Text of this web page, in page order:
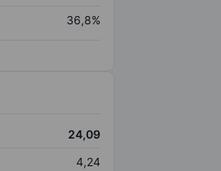
36,8%
24,09
4,24